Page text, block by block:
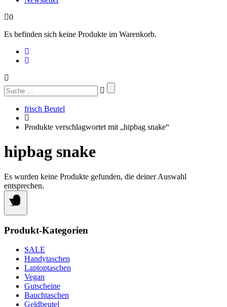
0
Es befinden sich keine Produkte im Warenkorb.
Suchen
nach:
frisch Beutel
Produkte verschlagwortet mit „hipbag snake“
hipbag snake
Es wurden keine Produkte gefunden, die deiner Auswahl
entsprechen.
Produkt-Kategorien
SALE
Handytaschen
Laptoptaschen
Vegan
Gutscheine
Bauchtaschen
Geldbeutel